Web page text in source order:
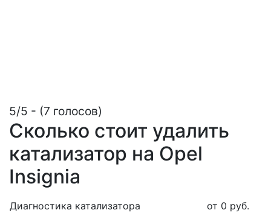
5/5 - (7 голосов)
Сколько стоит удалить
катализатор на Opel
Insignia
Диагностика катализатора
от 0 руб.